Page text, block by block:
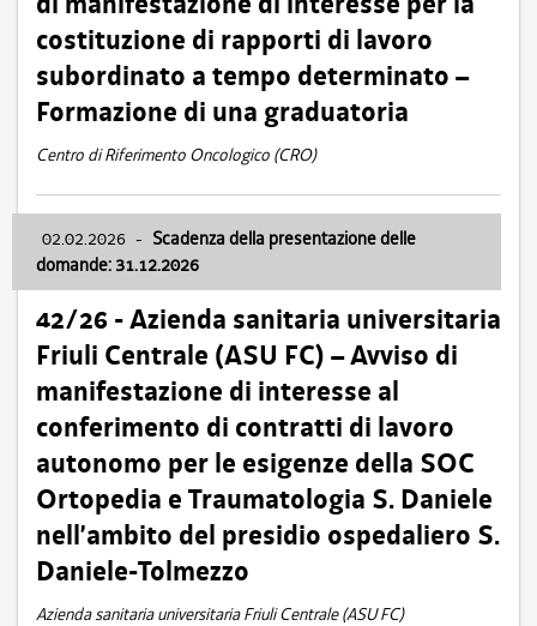
costituzione di rapporti di lavoro
subordinato a tempo determinato –
Formazione di una graduatoria
Centro di Riferimento Oncologico (CRO)
02.02.2026 - Scadenza della presentazione delle
domande: 31.12.2026
42/26 - Azienda sanitaria universitaria
Friuli Centrale (ASU FC) – Avviso di
manifestazione di interesse al
conferimento di contratti di lavoro
autonomo per le esigenze della SOC
Ortopedia e Traumatologia S. Daniele
nell’ambito del presidio ospedaliero S.
Daniele-Tolmezzo
Azienda sanitaria universitaria Friuli Centrale (ASU FC)